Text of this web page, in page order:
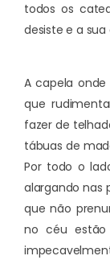
todos os
desiste e a
A capela
que
fazer de
tábuas de
Por todo o
alargando nas
que não
no céu estão